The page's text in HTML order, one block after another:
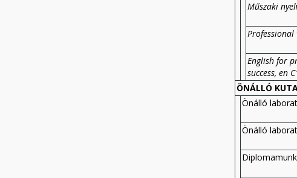
Műszaki
English for
success, en
ÖNÁLLÓ
Önálló
Önálló